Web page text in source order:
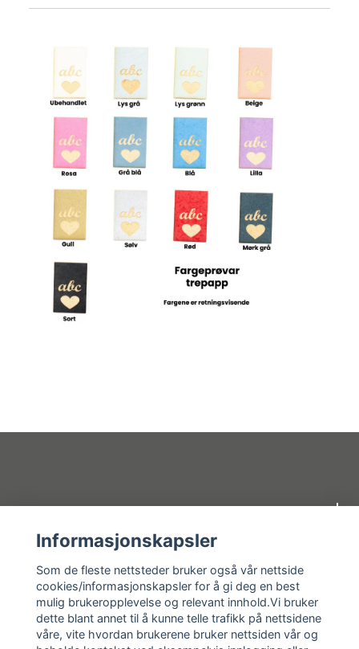
Kundeservice
Informasjonskapsler
Som de fleste nettsteder bruker også vår nettside
cookies/informasjonskapsler for å gi deg en best
mulig brukeropplevelse og relevant innhold.Vi bruker
dette blant annet til å kunne telle trafikk på nettsidene
våre, vite hvordan brukerene bruker nettsiden vår og